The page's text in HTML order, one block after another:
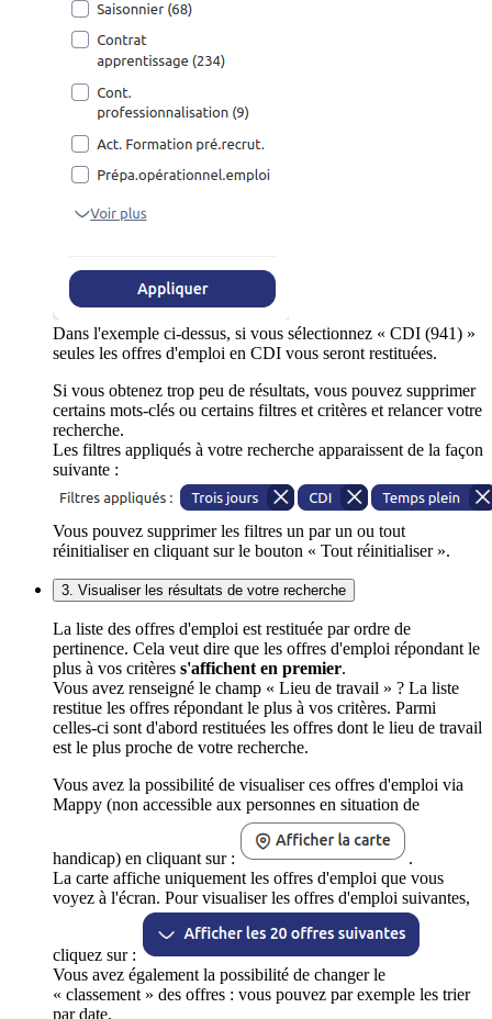
Dans l'exemple ci-dessus, si vous sélectionnez « CDI (941) »
seules les offres d'emploi en CDI vous seront restituées.
Si vous obtenez trop peu de résultats, vous pouvez supprimer
certains mots-clés ou certains filtres et critères et relancer votre
recherche.
Les filtres appliqués à votre recherche apparaissent de la façon
suivante :
Vous pouvez supprimer les filtres un par un ou tout
réinitialiser en cliquant sur le bouton « Tout réinitialiser ».
3. Visualiser les résultats de votre recherche
La liste des offres d'emploi est restituée par ordre de
pertinence. Cela veut dire que les offres d'emploi répondant le
plus à vos critères s'affichent en premier.
Vous avez renseigné le champ « Lieu de travail » ? La liste
restitue les offres répondant le plus à vos critères. Parmi
celles-ci sont d'abord restituées les offres dont le lieu de travail
est le plus proche de votre recherche.
Vous avez la possibilité de visualiser ces offres d'emploi via
Mappy (non accessible aux personnes en situation de
handicap) en cliquant sur :
.
La carte affiche uniquement les offres d'emploi que vous
voyez à l'écran. Pour visualiser les offres d'emploi suivantes,
cliquez sur :
Vous avez également la possibilité de changer le
« classement » des offres : vous pouvez par exemple les trier
par date.